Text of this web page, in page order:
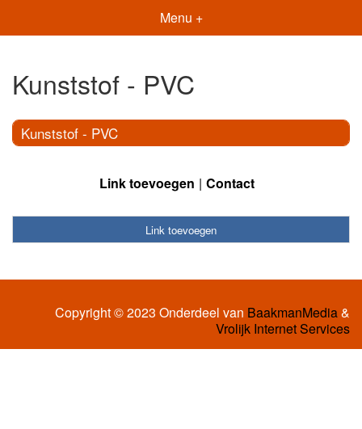
Menu +
Kunststof - PVC
Kunststof - PVC
Link toevoegen Contact
Link toevoegen
Copyright © 2023 Onderdeel van BaakmanMedia&
Vrolijk Internet Services